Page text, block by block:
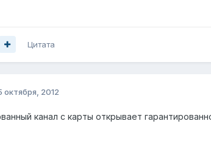
Цитата
октября, 2012
канал с карты открывает